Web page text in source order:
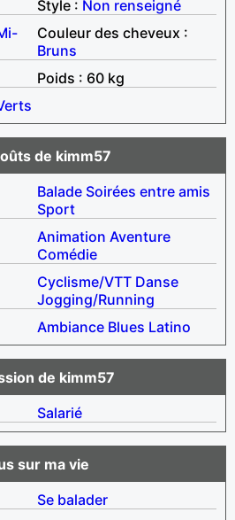
Style : Non renseigné
Couleur des cheveux :
Bruns
Poids : 60 kg
de kimm57
Balade Soirées entre amis
Sport
Animation Aventure
Comédie
Cyclisme/VTT Danse
Jogging/Running
Ambiance Blues Latino
de kimm57
Salarié
sur ma vie
Se balader